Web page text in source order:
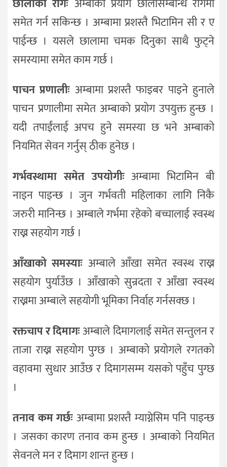
समेत गर्न सकिन्छ । अम्बामा प्रशस्तै भिटामिन सी र ए
पाईन्छ । यसले छालामा चमक दिनुका साथै फुट्ने
समस्यामा समेत काम गर्छ ।
पाचन प्रणालीः अम्बामा प्रशस्तै फाइबर पाइने हुनाले
पाचन प्रणालीमा समेत अम्बाको प्रयोग उपयुक्त हुन्छ ।
यदी तपाईंलाई अपच हुने समस्या छ भने अम्बाको
नियमित सेवन गर्नुस् ठीक हुनेछ ।
गर्भवस्थामा समेत उपयोगीःअम्बामा भिटामिन बी
नाइन पाइन्छ । जुन गर्भवती महिलाका लागि निकै
जरुरी मानिन्छ । अम्बाले गर्भमा रहेको बच्चालाई स्वस्थ
राख्न सहयोग गर्छ ।
आँखाको समस्याः अम्बाले आँखा समेत स्वस्थ राख्न
सहयोग पुर्याउँछ । आँखाको सुन्रदता र आँखा स्वस्थ
राख्नमा अम्बाले सहयोगी भूमिका निर्वाह गर्नसक्छ ।
रक्तचाप र दिमागःअम्बाले दिमागलाई समेत सन्तुलन र
ताजा राख्न सहयोग पुग्छ । अम्बाको प्रयोगले रगतको
वहावमा सुधार आउँछ र दिमागसम्म यसको पहुँच पुग्छ
।
तनाव कम गर्छःअम्बामा प्रशस्तै म्याग्नेसिम पनि पाइन्छ
। जसका कारण तनाव कम हुन्छ । अम्बाको नियमित
सेवनले मन र दिमाग शान्त हुन्छ ।